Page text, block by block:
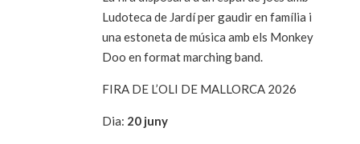
Ludoteca de Jardí per gaudir en família i
una estoneta de música amb els Monkey
Doo en format marching band.
FIRA DE L’OLI DE MALLORCA 2026
Dia: 20 juny